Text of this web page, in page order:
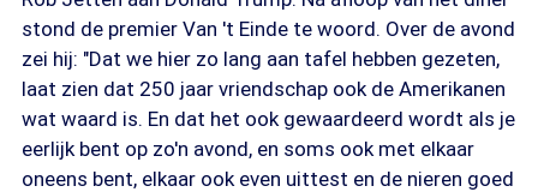
stond de premier Van 't Einde te woord. Over de avond
zei hij: "Dat we hier zo lang aan tafel hebben gezeten,
laat zien dat 250 jaar vriendschap ook de Amerikanen
wat waard is. En dat het ook gewaardeerd wordt als je
eerlijk bent op zo'n avond, en soms ook met elkaar
oneens bent, elkaar ook even uittest en de nieren goed